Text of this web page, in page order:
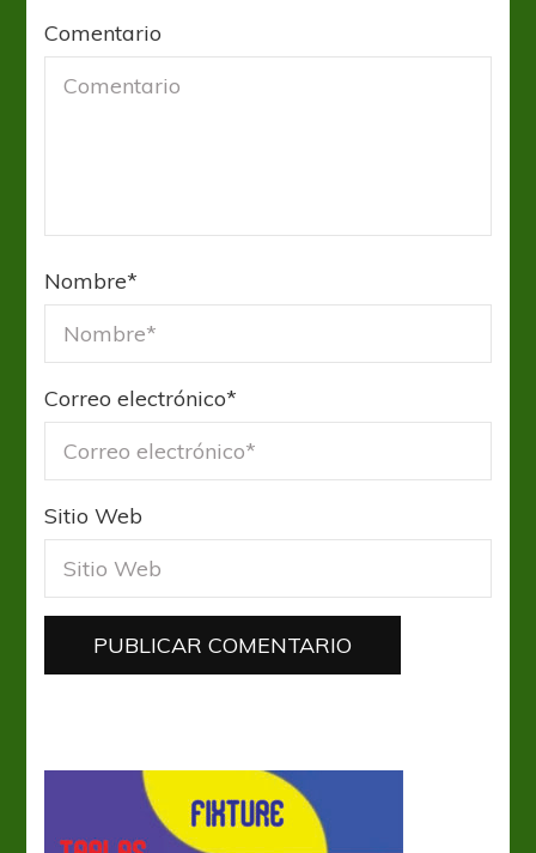
Comentario
Nombre*
Correo electrónico*
Sitio Web